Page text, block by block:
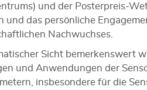
und der Posterpreis-
und das persönliche
Nachwuchses.
Sicht bemerkenswert
und Anwendungen der
insbesondere für die